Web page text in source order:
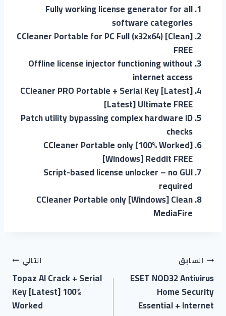
Fully working license generator for all
software categories
CCleaner Portable for PC Full (x32x64) [Clean]
FREE
Offline license injector functioning without
internet access
CCleaner PRO Portable + Serial Key [Latest]
[Latest] Ultimate FREE
Patch utility bypassing complex hardware ID
checks
CCleaner Portable only [100% Worked]
[Windows] Reddit FREE
Script-based license unlocker – no GUI
required
CCleaner Portable only [Windows] Clean
MediaFire
السابق
ESET NOD32 Antivirus
Home Security
Essential + Internet
التالي
Topaz AI Crack + Serial
Key [Latest] 100%
Worked